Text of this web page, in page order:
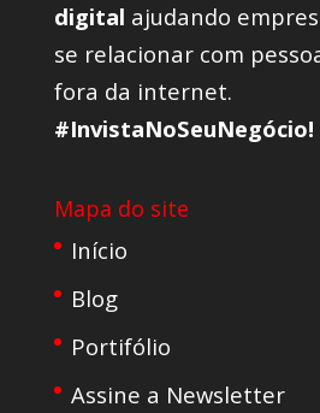
digital ajudando
se relacionar com
fora da internet.
#InvistaNoSeuNegócio!
Mapa do site
Início
Blog
Portifólio
Assine a Newsletter